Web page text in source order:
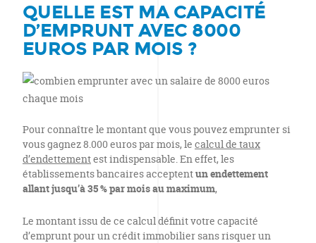
QUELLE EST MA CAPACITÉ
D’EMPRUNT AVEC 8000
EUROS PAR MOIS ?
Pour connaître le montant que vous pouvez emprunter si
vous gagnez 8.000 euros par mois, le calcul de taux
d’endettementest indispensable. En effet, les
établissements bancaires acceptentun endettement
allant jusqu’à 35 % par mois au maximum,
Le montant issu de ce calcul définit votre capacité
d’emprunt pour un crédit immobilier sans risquer un